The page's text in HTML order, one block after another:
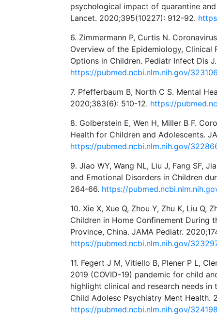
psychological impact of quarantine
Lancet. 2020;395(10227): 912-92.
6. Zimmermann P, Curtis N.
Overview of the Epidemiology, Clinical
Options in Children. Pediatr Infect Dis
https://pubmed.ncbi.nlm.nih.gov/
7. Pfefferbaum B, North C S. Mental
2020;383(6): 510-12. https://
8. Golberstein E, Wen H, Miller B F.
Health for Children and Adolescents.
https://pubmed.ncbi.nlm.nih.gov/
9. Jiao WY, Wang NL, Liu J, Fang SF,
and Emotional Disorders in Children
264-66. https://
10. Xie X, Xue Q, Zhou Y, Zhu K, Liu Q,
Children in Home Confinement During
Province, China. JAMA Pediatr.
https://pubmed.ncbi.nlm.nih.gov/
11. Fegert J M, Vitiello B, Plener P L,
2019 (COVID-19) pandemic for child
highlight clinical and research needs
Child Adolesc Psychiatry Ment Health.
https://pubmed.ncbi.nlm.nih.gov/